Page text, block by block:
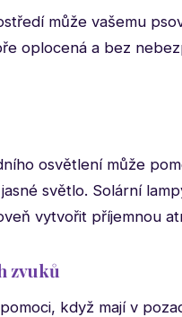
může vašemu
oplocená a bez
osvětlení může
světlo. Solární
vytvořit příjemnou
zvuků
když mají v